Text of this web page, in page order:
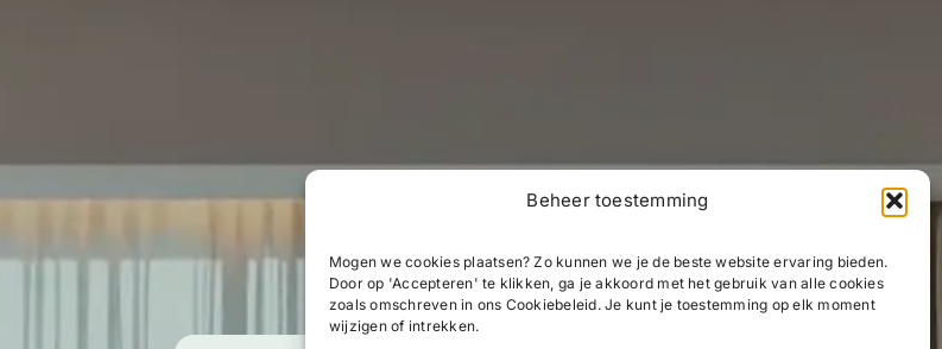
Beheer toestemming
Mogen we cookies plaatsen? Zo kunnen we je de beste website ervaring bieden.
Door op 'Accepteren' te klikken, ga je akkoord met het gebruik van alle cookies
zoals omschreven in ons Cookiebeleid. Je kunt je toestemming op elk moment
wijzigen of intrekken.